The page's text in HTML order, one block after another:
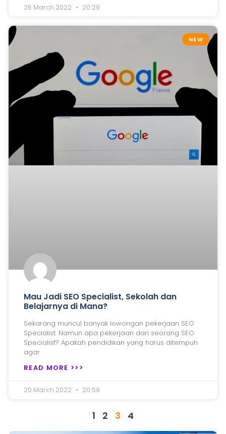
26 March 2022 20:29
NEW
Mau Jadi SEO Specialist, Sekolah dan
Belajarnya di Mana?
Sekarang muncul banyak lowongan pekerjaan SEO
Specialist. Namun apa pekerjaan dari seorang SEO
Specialist? Apakah pendidikan yang harus ditempuh
agar
READ MORE >>>
20 March 2022 20:59
1 2 3 4